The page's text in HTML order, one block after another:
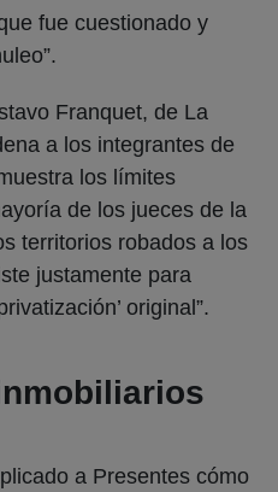
fue cuestionado y
Franquet, de La
a los integrantes de
los límites
de los jueces de la
territorios robados a los
justamente para
original”.
a Presentes cómo